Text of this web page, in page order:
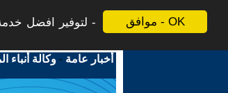
موافق - OK
لتوفير افضل
أخبار عامة -وكالة أنباء